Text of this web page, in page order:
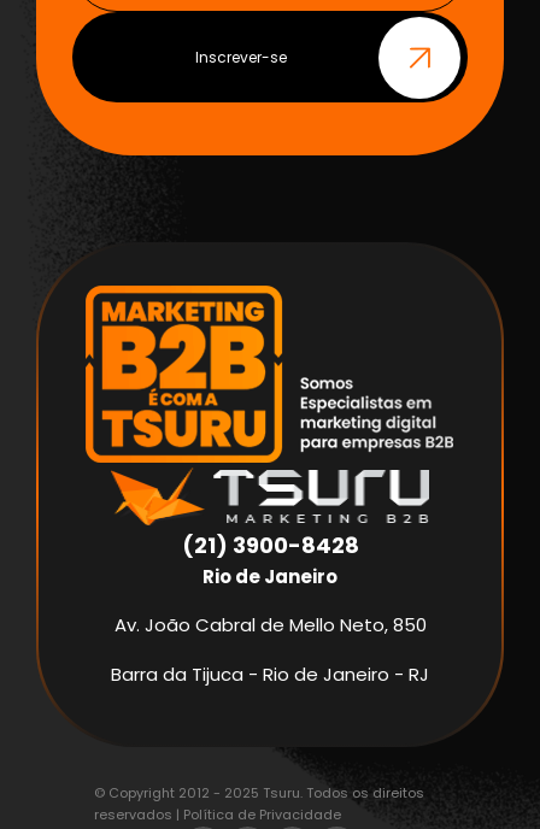
Inscrever-se
(21) 3900-8428
Rio de Janeiro
Av. João Cabral de Mello Neto, 850
Barra da Tijuca - Rio de Janeiro - RJ
© Copyright 2012 - 2025 Tsuru. Todos os direitos
reservados | Política de Privacidade